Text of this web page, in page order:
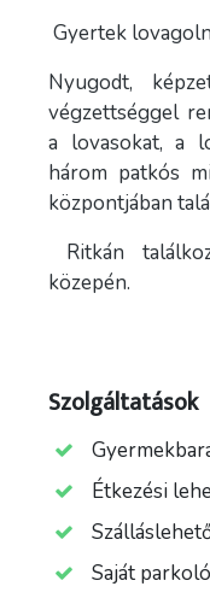
Gyertek
Nyugodt,
végzettséggel
a lovasokat, a
három patkós
központjában
Ritkán
közepén.
Ma meglepő,
Ezért döntöttünk
is a faluban
működik az
Minden
barátságos
boldogan
Szolgáltatások
Étkezési
Saját parkoló